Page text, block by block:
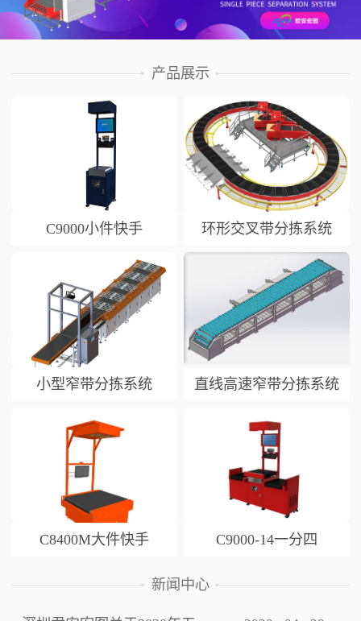
产品展示
C9000小件快手 环形交叉带分拣系统
小型窄带分拣系统 直线高速窄带分拣系统
C8400M大件快手 C9000-14一分四
新闻中心